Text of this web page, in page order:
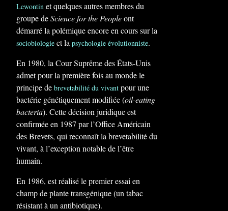
Lewontin et quelques autres membres du
groupe deScience for the Peopleont
démarré la polémique encore en cours sur la
sociobiologie et la psychologie évolutionniste.
En 1980, la Cour Suprême des États-Unis
admet pour la première fois au monde le
principe de brevetabilité du vivant pour une
bactérie génétiquement modifiée (oil-eating
bacteria). Cette décision juridique est
confirmée en 1987 par l’Office Américain
des Brevets, qui reconnaît la brevetabilité du
vivant, à l’exception notable de l’être
humain.
En 1986, est réalisé le premier essai en
champ de plante transgénique (un tabac
résistant à un antibiotique).